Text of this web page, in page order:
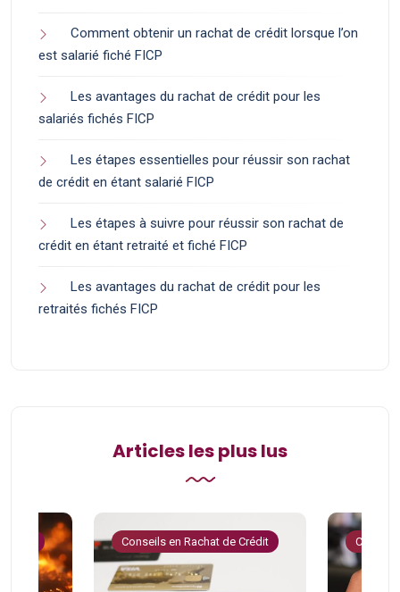
Comment obtenir un rachat de crédit lorsque l’on
est salarié fiché FICP
Les avantages du rachat de crédit pour les
salariés fichés FICP
Les étapes essentielles pour réussir son rachat
de crédit en étant salarié FICP
Les étapes à suivre pour réussir son rachat de
crédit en étant retraité et fiché FICP
Les avantages du rachat de crédit pour les
retraités fichés FICP
Articles les plus lus
Conseils en Rachat de Crédit